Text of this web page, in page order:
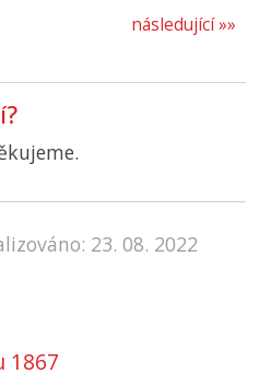
následující »»
23. 08. 2022
1867